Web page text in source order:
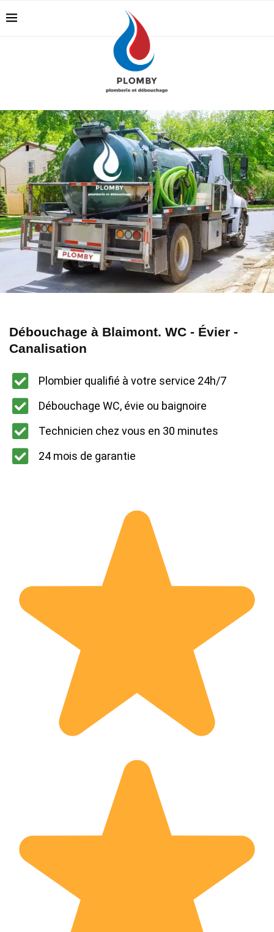
Débouchage à Blaimont. WC - Évier -
Canalisation
Plombier qualifié à votre service 24h/7
Débouchage WC, évie ou baignoire
Technicien chez vous en 30 minutes
24 mois de garantie